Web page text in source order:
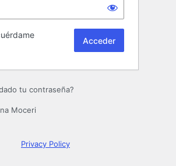
tu contraseña?
Moceri
Privacy Policy